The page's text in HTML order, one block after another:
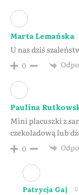
Marta Lemańska
U nas dziś
0
Paulina
Mini placuszki z
czekoladową lub
0
Patrycja Gaj